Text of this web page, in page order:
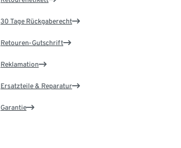
30 Tage Rückgaberecht
Retouren-Gutschrift
Reklamation
Ersatzteile & Reparatur
Garantie